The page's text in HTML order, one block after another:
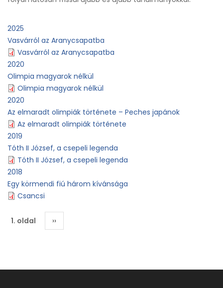
2025
Vasvárról az Aranycsapatba
Vasvárról az Aranycsapatba
2020
Olimpia magyarok nélkül
Olimpia magyarok nélkül
2020
Az elmaradt olimpiák története – Peches japánok
Az elmaradt olimpiák története
2019
Tóth II József, a csepeli legenda
Tóth II József, a csepeli legenda
2018
Egy körmendi fiú három kívánsága
Csancsi
Oldalszámozás
1. oldal
Következő
oldal
››